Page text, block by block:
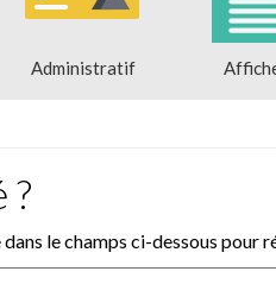
Administratif
?
le champs ci-dessous pour